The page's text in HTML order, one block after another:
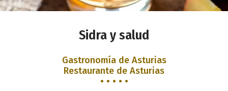
Sidra y salud
Gastronomía de Asturias
Restaurante de Asturias
• • • • •